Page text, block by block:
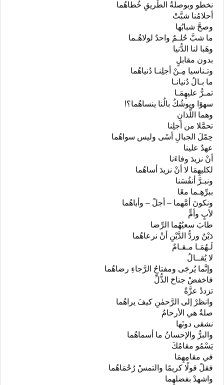
نخطو وبوصلةُ الطَّريقِ خُطاهُما
أحلامُنا شبَّتْ
وصحَّ شبابُها
ما شبَّ حُلـمٌ واحدٌ لولاهُـما
وهَبا لنا الدُّنيا
بدون مقابلٍ
وتـناسيا مِـنْ أجلِنـا دُنياهُما
ما بـالُ دُنيانـا
تمـرُّ عليهِمَـا
سهوًا ويوشُكُ بالُنا ينساهُما؟!
وهما اللَّذانِ
تحمَّلا من أجلِنا
حِمْلَ الجبالِ أسًى وليس سواهُما
عهدٌ علينا
أنْ نزيدَ وفاءَنا
لكليهِمَا لا أنْ نزيدَ أساهُما
ونبـرَّ أنفُسَنا
ببرِّهِـما معًا
ونكونَ أمَّهما – أجلْ – وأباهُما
لأبٍ وأمٍّ
طابَ سعيُهُما الرِّضا
دَيْنٌ وردُّ الدَّيْنِ أنْ نرعاهُما
لَـهُمَـا مـقـامٌ
لا يُقــالُ
وإنَّما يُرجَى ومفتاحُ الرَّجاءِ رضاهُما
فاخفضْ جناحَ الذُّلِّ
تزددْ عزَّةً
وانظرْ إلى الرَّحمٰنِ كيفَ يراهُما
صلةٌ هي الأرحامُ
نشقى دونَها
والبرُّ والإحسانُ ما أسماهُما
يَسْمُو مقامُكَ
في مقامِهِمَا
فقلْ قولًا كريمًا والتمسْ رُحْمَاهُما
واشهدْ بفضلهِما